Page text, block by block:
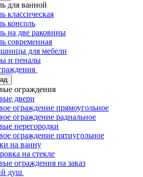
для ванной
классическая
консоль
на две раковины
современная
для мебели
и пеналы
ограждения
двери
ограждение прямоугольное
ограждение радиальное
перегородки
ограждение пятиугольное
на ванну
на стекле
ограждения на заказ
душ